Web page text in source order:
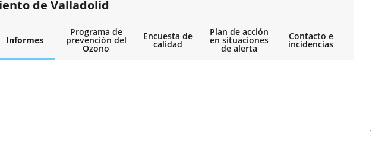
de Valladolid
Informes
Programa de
prevención del
Ozono
Encuesta de
calidad
Plan de acción
en situaciones
de alerta
Contacto e
incidencias